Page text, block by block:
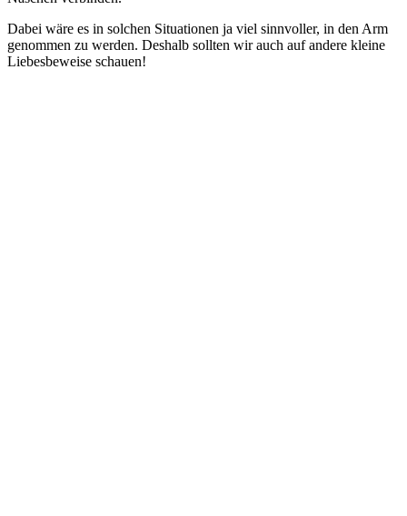
Dabei wäre es in solchen Situationen ja viel sinnvoller, in den Arm
genommen zu werden. Deshalb sollten wir auch auf andere kleine
Liebesbeweise schauen!